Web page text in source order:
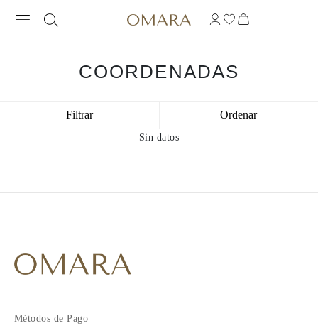
COORDENADAS
Filtrar Ordenar
Sin datos
Métodos de Pago